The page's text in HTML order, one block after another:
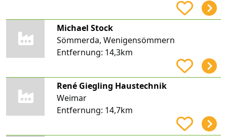
Michael Stock
Sömmerda, Wenigensömmern
Entfernung: 14,3km
René Giegling Haustechnik
Weimar
Entfernung: 14,7km